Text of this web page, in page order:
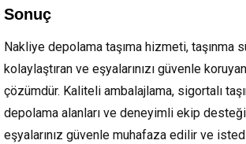
Sonuç
Nakliye depolama taşıma hizmeti, taşınma
kolaylaştıran ve eşyalarınızı güvenle
çözümdür. Kaliteli ambalajlama, sigortalı
depolama alanları ve deneyimli ekip
eşyalarınız güvenle muhafaza edilir ve